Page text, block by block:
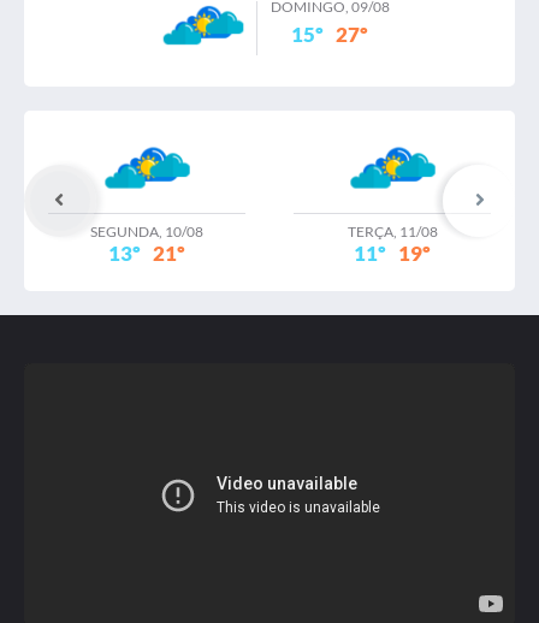
Publicado: 31 Julho 2023
DOMINGO, 09/08
15º 27º
SEGUNDA, 10/08
13º 21º
TERÇA, 11/08
11º 19º